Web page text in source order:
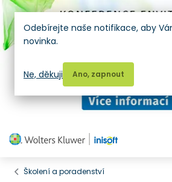
Školení a poradenství
Odebírejte naše notifikace, aby
novinka.
Ano, zapnout
Ne, děkuji